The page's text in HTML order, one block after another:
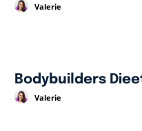
Valerie
Bodybuilders
Valerie